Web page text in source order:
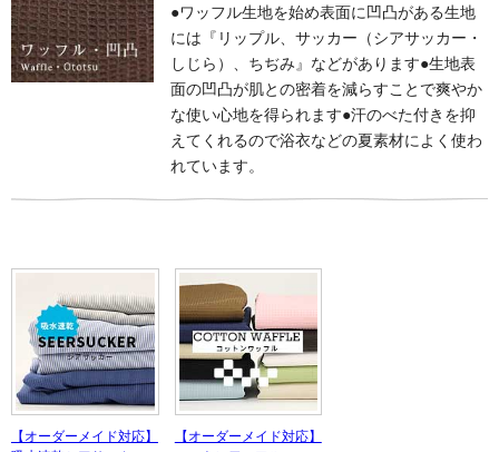
●ワッフル生地を始め表面に凹凸がある生地
には『リップル、サッカー（シアサッカー・
しじら）、ちぢみ』などがあります●生地表
面の凹凸が肌との密着を減らすことで爽やか
な使い心地を得られます●汗のべた付きを抑
えてくれるので浴衣などの夏素材によく使わ
れています。
【オーダーメイド対応】
【オーダーメイド対応】